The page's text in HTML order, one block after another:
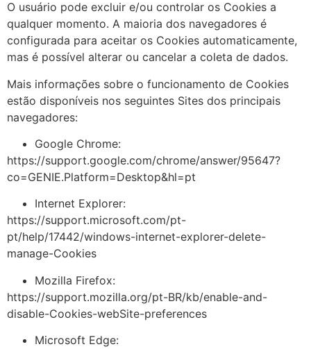
O usuário pode excluir e/ou controlar os Cookies a
qualquer momento. A maioria dos navegadores é
configurada para aceitar os Cookies automaticamente,
mas é possível alterar ou cancelar a coleta de dados.
Mais informações sobre o funcionamento de Cookies
estão disponíveis nos seguintes Sites dos principais
navegadores:
Google Chrome:
https://support.google.com/chrome/answer/95647?
co=GENIE.Platform=Desktop&hl=pt
Internet Explorer:
https://support.microsoft.com/pt-
pt/help/17442/windows-internet-explorer-delete-
manage-Cookies
Mozilla Firefox:
https://support.mozilla.org/pt-BR/kb/enable-and-
disable-Cookies-webSite-preferences
Microsoft Edge: